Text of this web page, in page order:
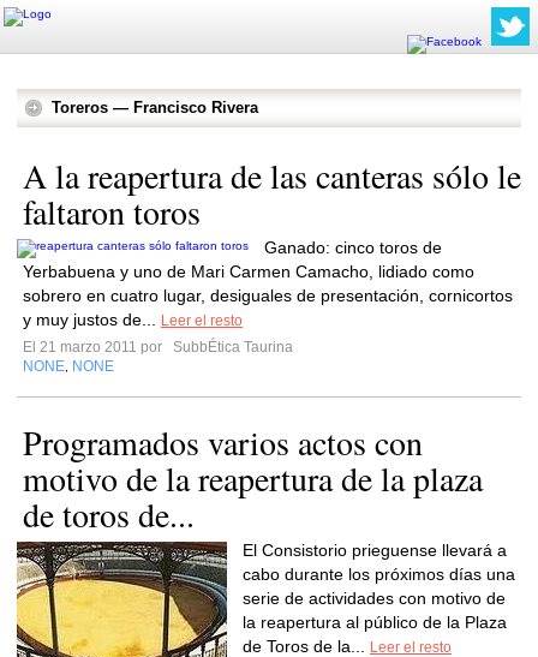
Toreros — Francisco Rivera
A la reapertura de las canteras sólo le
faltaron toros
Ganado: cinco toros de
Yerbabuena y uno de Mari Carmen Camacho, lidiado como
sobrero en cuatro lugar, desiguales de presentación, cornicortos
y muy justos de...
Leer el resto
El 21 marzo 2011 por
SubbÉtica Taurina
NONE NONE
Programados varios actos con
motivo de la reapertura de la plaza
de toros de...
El Consistorio prieguense llevará a
cabo durante los próximos días una
serie de actividades con motivo de
la reapertura al público de la Plaza
de Toros de la...
Leer el resto